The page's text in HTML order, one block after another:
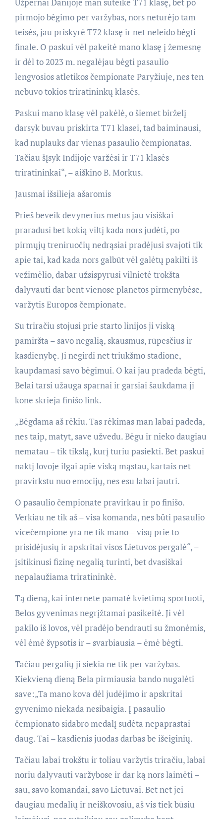
Užpernai Danijoje man suteikė T71 klasę, bet po
pirmojo bėgimo per varžybas, nors neturėjo tam
teisės, jau priskyrė T72 klasę ir net neleido bėgti
finale. O paskui vėl pakeitė mano klasę į žemesnę
ir dėl to 2023 m. negalėjau bėgti pasaulio
lengvosios atletikos čempionate Paryžiuje, nes ten
nebuvo tokios triratininkų klasės.
Paskui mano klasę vėl pakėlė, o šiemet birželį
darsyk buvau priskirta T71 klasei, tad baiminausi,
kad nuplauks dar vienas pasaulio čempionatas.
Tačiau šįsyk Indijoje varžėsi ir T71 klasės
triratininkai“, – aiškino B. Morkus.
Jausmai išsilieja ašaromis
Prieš beveik devynerius metus jau visiškai
praradusi bet kokią viltį kada nors judėti, po
pirmųjų treniruočių nedrąsiai pradėjusi svajoti tik
apie tai, kad kada nors galbūt vėl galėtų pakilti iš
vežimėlio, dabar užsispyrusi vilnietė trokšta
dalyvauti dar bent vienose planetos pirmenybėse,
varžytis Europos čempionate.
Su triračiu stojusi prie starto linijos ji viską
pamiršta – savo negalią, skausmus, rūpesčius ir
kasdienybę. Ji negirdi net triukšmo stadione,
kaupdamasi savo bėgimui. O kai jau pradeda bėgti,
Belai tarsi užauga sparnai ir garsiai šaukdama ji
kone skrieja finišo link.
„Bėgdama aš rėkiu. Tas rėkimas man labai padeda,
nes taip, matyt, save užvedu. Bėgu ir nieko daugiau
nematau – tik tikslą, kurį turiu pasiekti. Bet paskui
naktį lovoje ilgai apie viską mąstau, kartais net
pravirkstu nuo emocijų, nes esu labai jautri.
O pasaulio čempionate pravirkau ir po finišo.
Verkiau ne tik aš – visa komanda, nes būti pasaulio
vicečempione yra ne tik mano – visų prie to
prisidėjusių ir apskritai visos Lietuvos pergalė“, –
įsitikinusi fizinę negalią turinti, bet dvasiškai
nepalaužiama triratininkė.
Tą dieną, kai internete pamatė kvietimą sportuoti,
Belos gyvenimas negrįžtamai pasikeitė. Ji vėl
pakilo iš lovos, vėl pradėjo bendrauti su žmonėmis,
vėl ėmė šypsotis ir – svarbiausia – ėmė bėgti.
Tačiau pergalių ji siekia ne tik per varžybas.
Kiekvieną dieną Bela pirmiausia bando nugalėti
save:„Ta mano kova dėl judėjimo ir apskritai
gyvenimo niekada nesibaigia. Į pasaulio
čempionato sidabro medalį sudėta nepaprastai
daug. Tai – kasdienis juodas darbas be išeiginių.
Tačiau labai trokštu ir toliau varžytis triračiu, labai
noriu dalyvauti varžybose ir dar ką nors laimėti –
sau, savo komandai, savo Lietuvai. Bet net jei
daugiau medalių ir neiškovosiu, aš vis tiek būsiu